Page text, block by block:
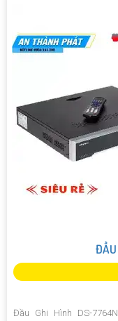
Đầu Ghi Hình DS-